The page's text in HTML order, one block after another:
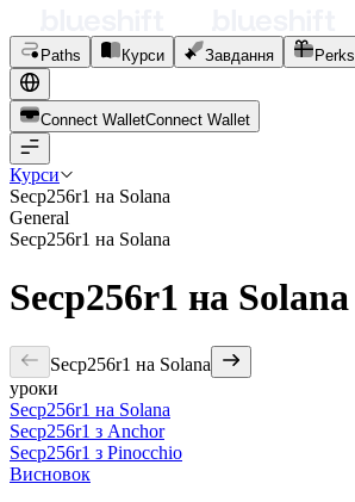
Paths Курси Завдання Perks
Connect WalletConnect Wal et
Курси
Secp256r1 на Solana
General
Secp256r1 на Solana
Secp256r1 на Solana
Secp256r1 на Solana
уроки
Secp256r1 на Solana
Secp256r1 з Anchor
Secp256r1 з Pinocchio
Висновок